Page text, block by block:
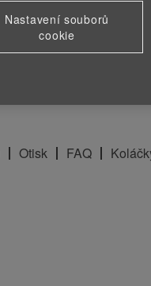
Otisk FAQ
Nastavení souborů
cookie